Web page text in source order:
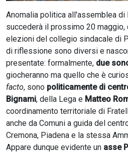
Anomalia politica all'assemblea di
succederà il prossimo 20 maggio,
elezioni del collegio sindacale di
di riflessione sono diversi e
presentate: formalmente, due
giocheranno ma quello che è
facto, sono politicamente di
Bignami, della Lega e Matteo
coordinamento territoriale di
anche da Comuni a guida del
Cremona, Piadena e la stessa
Appare dunque evidente un asse